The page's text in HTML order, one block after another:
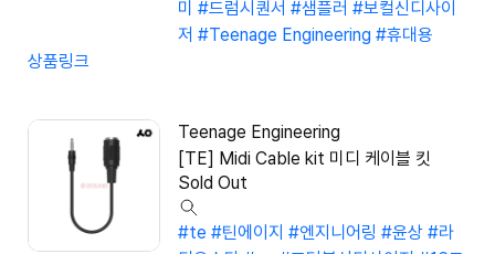
미 #드럼시퀀서 #샘플러 #보컬신디사이
저 #Teenage Engineering #휴대용
상품링크
Teenage Engineering
[TE] Midi Cable kit 미디 케이블 킷
Sold Out
#te #틴에이지 #엔지니어링 #윤상 #라